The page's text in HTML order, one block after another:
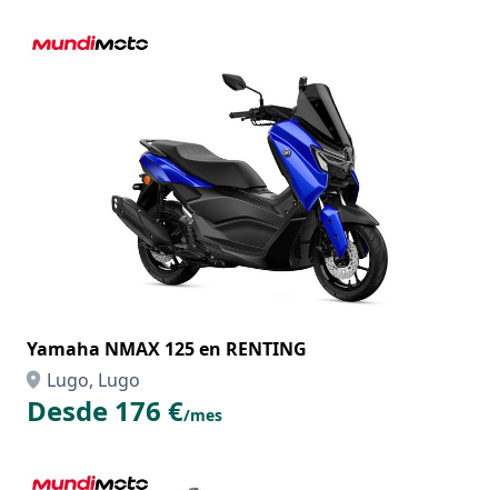
Yamaha NMAX 125 en RENTING
Lugo, Lugo
Desde 176 €/mes